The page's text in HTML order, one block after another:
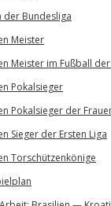
der Bundesliga
Meister
Meister im Fußball
Pokalsieger
Pokalsieger der
Sieger der Ersten Liga
Torschützenkönige